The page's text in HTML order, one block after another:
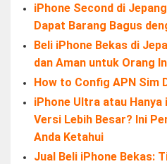
iPhone Second di
Dapat Barang Bagus
Beli iPhone Bekas di
dan Aman untuk Orang
How to Config APN Sim
iPhone Ultra atau Hanya
Versi Lebih Besar? Ini
Anda Ketahui
Jual Beli iPhone Bekas: